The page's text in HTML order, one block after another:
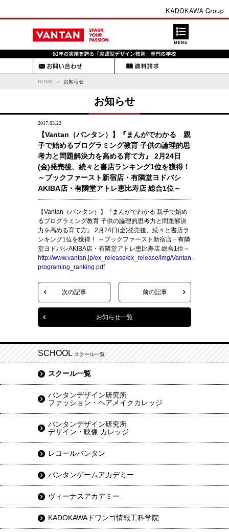
HOME お知らせ
お知らせ
2017.03.22
【Vantan（バンタン）】『まんがでわかる 親
子で始めるプログラミング教育 子供の論理的思
考力と問題解決力を高める育て方』 2月24日
(金)発売後、続々と書店ランキング1位を獲得！
～ブックファースト新宿店・有隣堂ヨドバシ
AKIBA店・有隣堂アトレ恵比寿店 総合1位～
【Vantan（バンタン）】『まんがでわかる 親子で始め
るプログラミング教育 子供の論理的思考力と問題解決
力を高める育て方』 2月24日(金)発売後、続々と書店ラ
ンキング1位を獲得！ ～ブックファースト新宿店・有隣
堂ヨドバシAKIBA店・有隣堂アトレ恵比寿店 総合1位～
http://www.vantan.jp/ex_release/ex_release/img/Vantan-
programing_ranking.pdf
次の記事 前の記事
お知らせ一覧
SCHOOL スクール一覧
スクール一覧
バンタンデザイン研究所
ファッション・ヘアメイクカレッジ
バンタンデザイン研究所
デザイン・映像 カレッジ
レコールバンタン
バンタンゲームアカデミー
ヴィーナスアカデミー
KADOKAWAドワンゴ情報工科学院